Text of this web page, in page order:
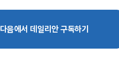
다음에서 데일리안 구독하기